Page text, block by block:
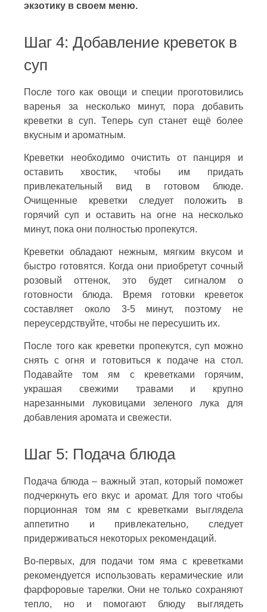
экзотику в своем меню.
Шаг 4: Добавление креветок в
суп
После того как овощи и специи проготовились
варенья за несколько минут, пора добавить
креветки в суп. Теперь суп станет ещё более
вкусным и ароматным.
Креветки необходимо очистить от панциря и
оставить хвостик, чтобы им придать
привлекательный вид в готовом блюде.
Очищенные креветки следует положить в
горячий суп и оставить на огне на несколько
минут, пока они полностью пропекутся.
Креветки обладают нежным, мягким вкусом и
быстро готовятся. Когда они приобретут сочный
розовый оттенок, это будет сигналом о
готовности блюда. Время готовки креветок
составляет около 3-5 минут, поэтому не
переусердствуйте, чтобы не пересушить их.
После того как креветки пропекутся, суп можно
снять с огня и готовиться к подаче на стол.
Подавайте том ям с креветками горячим,
украшая свежими травами и крупно
нарезанными луковицами зеленого лука для
добавления аромата и свежести.
Шаг 5: Подача блюда
Подача блюда – важный этап, который поможет
подчеркнуть его вкус и аромат. Для того чтобы
порционная том ям с креветками выглядела
аппетитно и привлекательно, следует
придерживаться некоторых рекомендаций.
Во-первых, для подачи том яма с креветками
рекомендуется использовать керамические или
фарфоровые тарелки. Они не только сохраняют
тепло, но и помогают блюду выглядеть